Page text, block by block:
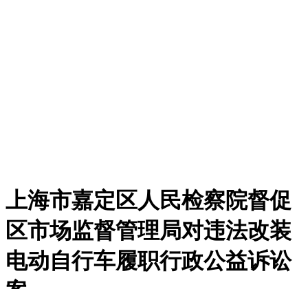
上海市嘉定区人民检察院督促
区市场监督管理局对违法改装
电动自行车履职行政公益诉讼